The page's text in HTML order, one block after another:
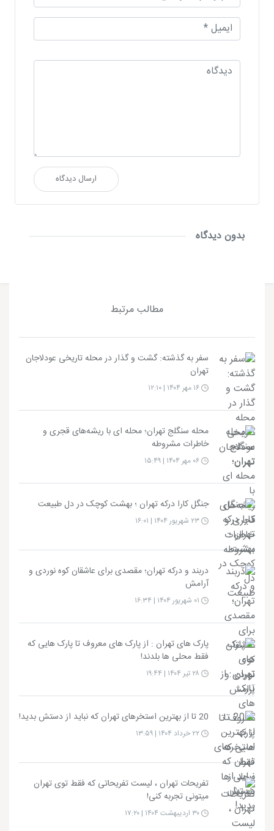
ارسال دیدگاه
بدون دیدگاه
مطالب مرتبط
سفر به گذشته: گشت‌ و گذار در محله تاریخی عودلاجان
تهران
محله سنگلج تهران؛ محله‌ ای با ریشه‌های قجری و
خاطرات مشروطه
جنگل کارا درکه تهران ؛ بهشت کوچک در دل طبیعت
دربند و درکه تهران؛ مقصدی برای عاشقان کوه‌ نوردی و
آرامش
پارک های تهران : از پارک های معروف تا پارک هایی که
فقط محلی ها بلدند!
20 تا از بهترین استخرهای تهران که نباید از دستش بدید!
تفریحات تهران ، لیست تفریحاتی که فقط توی تهران
میتونی تجربه کنی!